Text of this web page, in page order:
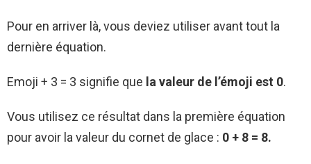
Pour en arriver là, vous deviez utiliser avant tout la
dernière équation.
Emoji + 3 = 3 signifie que la valeur de l’émoji est 0.
Vous utilisez ce résultat dans la première équation
pour avoir la valeur du cornet de glace : 0 + 8 = 8.